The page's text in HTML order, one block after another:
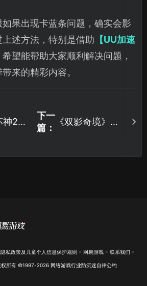
如果出现卡蓝条问题，确实会影
述方法，特别是借助 【UU加速
望能帮助大家顺利解决问题，
来的精彩内容。
神2重
下一
篇：
《双影奇境》正
持联机！
私政策及儿童个人信息保护规则 - 网易游戏 - 联系我们 -
权所有 ©1997-2026 网络游戏行业防沉迷自律公约